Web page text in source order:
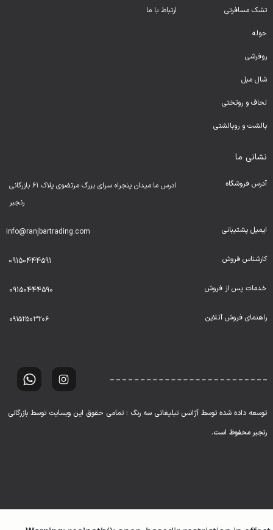
تشک مسافرتی
حوله
روفرشی
شال مبل
لحاف و روتختی
بالشت و روبالشتی
ارتباط با ما
نشانی ما
آدرس فروشگاه
ادرس ما:میدان پنجراه سرای بزرگ مرتضوی پلاک ۶۱ بازرگانی
رنجبر
ایمیل پشتیبانی info@ranjbartrading.com
کارشناس فروش 09150444591
خدمات پس از فروش 09150444590
راهنمای فروش آنلاین ۰۹۱۵۲۵۰۳۲۰۶
توسعه داده شده توسط آژانس تبلیغاتی سه رنگ : تمامی حقوق این وبسایت توسط بازرگانی
رنجبر محفوظ است.